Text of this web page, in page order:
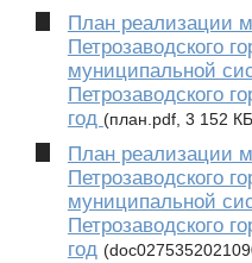
План реализации
Петрозаводского
муниципальной
Петрозаводского
год (план.pdf, 3 152
План реализации
Петрозаводского
муниципальной
Петрозаводского
год